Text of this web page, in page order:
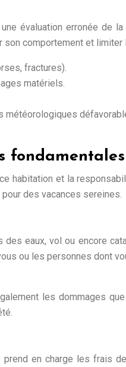
évaluation erronée de
son comportement et limiter
fractures).
matériels.
fondamentales
habitation et la
des vacances sereines.
eaux, vol ou encore
ou les personnes dont
les dommages
en charge les frais